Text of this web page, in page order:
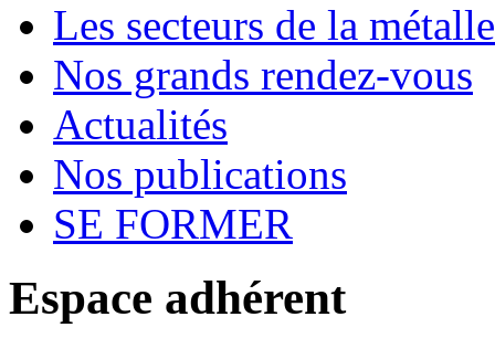
Les secteurs de la
Nos grands rendez-vous
Actualités
Nos publications
SE FORMER
Espace adhérent